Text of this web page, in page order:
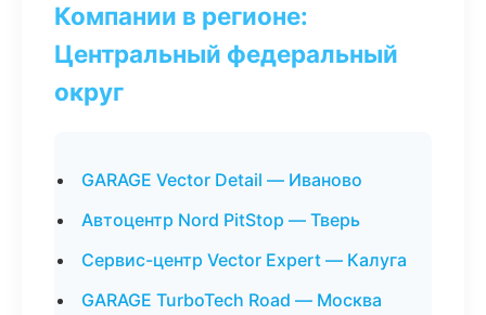
Компании в регионе:
Центральный федеральный
округ
GARAGE Vector Detail — Иваново
Автоцентр Nord PitStop — Тверь
Сервис-центр Vector Expert — Калуга
GARAGE TurboTech Road — Москва